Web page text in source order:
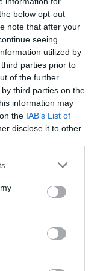
below opt-out
note that after your
seeing
utilized by
parties prior to
of the further
third parties on the
information may
the IAB’s List of
disclose it to other
μεγαλύτερη
της
γραμματισμό και
και γίνεται
της. Τα παιδιά
συσκευές πριν
δικτύωσης
την ανάπτυξη της
Ασχολούνται
άρρηκτα
και το
αυτοκίνητα και
είναι η
μέσα στη γενιά
από ποτέ.